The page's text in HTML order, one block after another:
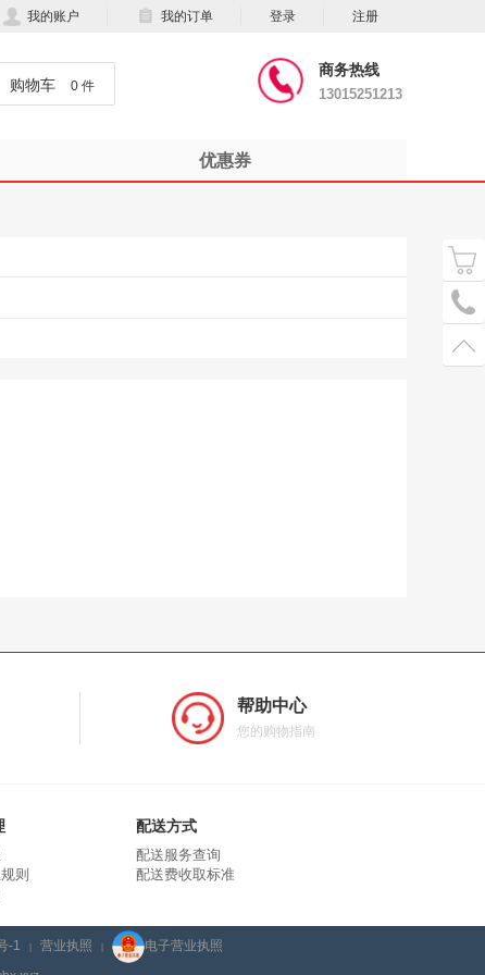
我的账户 我的订单 登录 注册
购物车 0 件
商务热线
13015251213
优惠券
帮助中心
您的购物指南
则
配送方式
配送服务查询
配送费收取标准
-1 | 营业执照 | 电子营业执照